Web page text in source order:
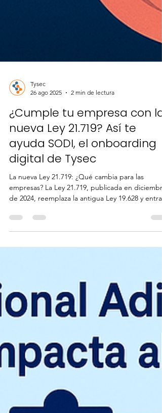
Tysec
26 ago 2025
2 min de lectura
¿Cumple tu empresa con la
nueva Ley 21.719? Así te
ayuda SODI, el onboarding
digital de Tysec
La nueva Ley 21.719: ¿Qué cambia para las
de 2024, reemplaza la antigua Ley 19.628 y entra
en vigencia en diciembre de 2026. Su impacto es
sus puntos clave: Crea la Agencia de Protección
de Datos Personales. Refuerza derechos como
acceso, rectificación, portabilidad y supresión.
Exige consentimi